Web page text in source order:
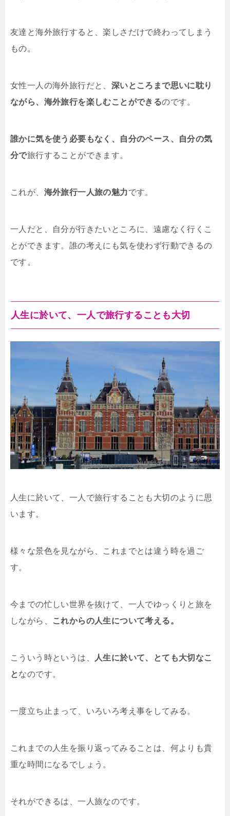
友達と海外旅行すると、楽しさだけで終わってしまう
もの。
女性一人の海外旅行だと、 深いところまで思いに耽り
ながら、海外旅行を楽しむことができるのです。
誰かに気を使う必要もなく、自分のペース、自分の気
分で旅行することができます。
これが、 海外旅行一人旅の魅力です。
一人だと、自分が行きたいところに、遠慮なく行くこ
とができます。誰の考えにも気を使わず行動できるの
です。
人生に於いて、一人で旅行することも大切
人生に於いて、一人で旅行することも大切のように思
います。
様々な景色を見ながら、これまでとは違う時を過ご
す。
今までの忙しい世界を抜けて、一人でゆっくりと旅を
しながら、
これからの人生について考える。
こういう時というは、
人生に於いて、とても大切なこ
となのです。
一度立ち止まって、いろいろ考え事をしてみる。
これまでの人生を振り返ってみることは、何よりも貴
重な時間になるでしょう。
それができるは、一人旅なのです。